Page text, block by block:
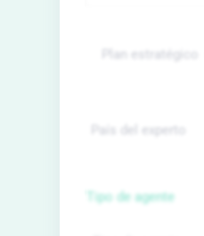
Tipo de agente